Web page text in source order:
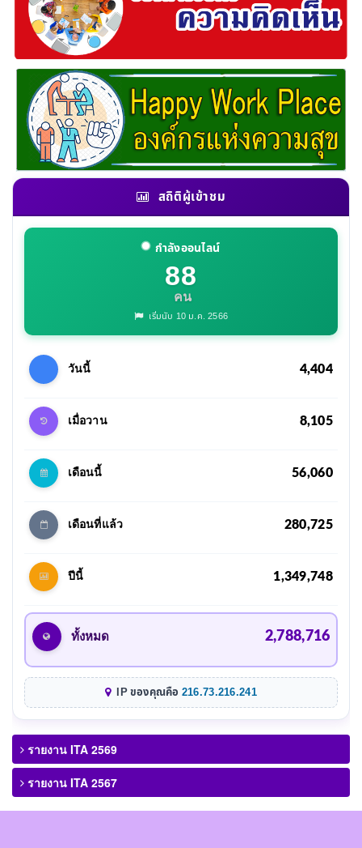
สถิติผู้เข้าชม
กำลังออนไลน์
88
คน
เริ่มนับ 10 ม.ค. 2566
วันนี้ 4,404
เมื่อวาน 8,105
เดือนนี้ 56,060
เดือนที่แล้ว 280,725
ปีนี้ 1,349,748
ทั้งหมด 2,788,716
IP ของคุณคือ 216.73.216.241
รายงาน ITA 2569
รายงาน ITA 2567